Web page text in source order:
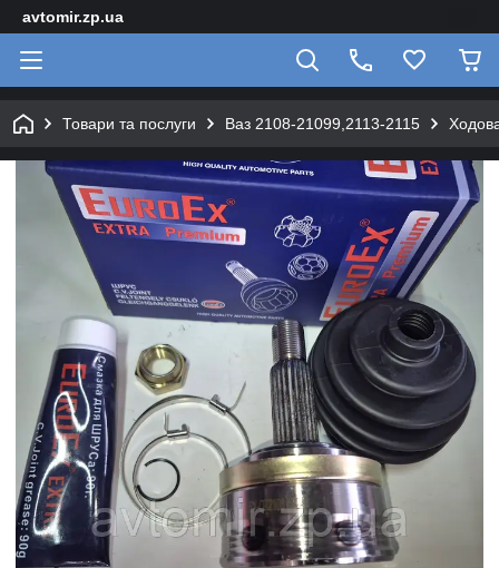
avtomir.zp.ua
Товари та послуги Ваз 2108-21099,2113-2115